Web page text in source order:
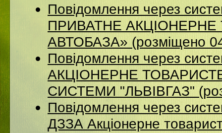
Повідомлення через
ПРИВАТНЕ АКЦІОНЕРНЕ
АВТОБАЗА» (розміщено
Повідомлення через
АКЦІОНЕРНЕ
СИСТЕМИ "ЛЬВІВГАЗ"
Повідомлення через
ДЗЗА Акціонерне